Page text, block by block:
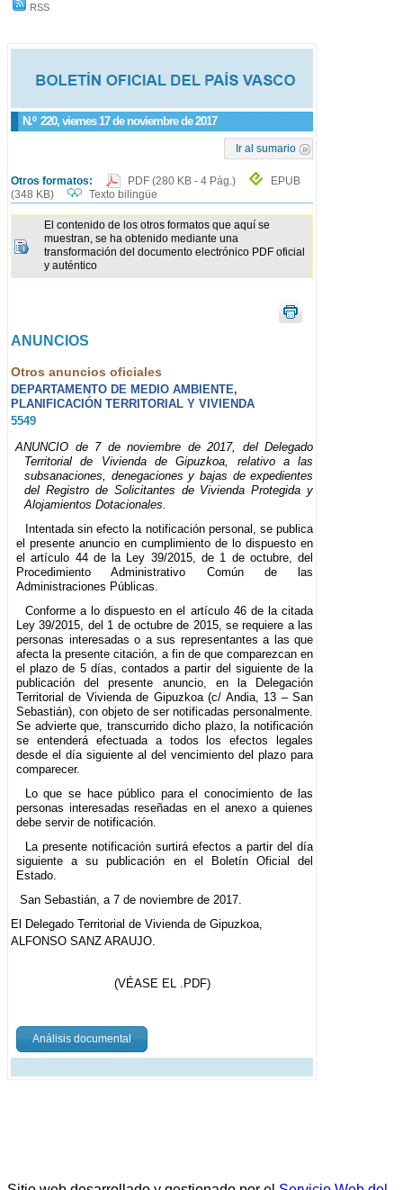
RSS
N.º 220, viernes 17 de noviembre de 2017
Ir al sumario
Otros formatos: PDF (280 KB - 4 Pág.)
EPUB
(348 KB)
Texto bilingüe
El contenido de los otros formatos que aquí se
muestran, se ha obtenido mediante una
transformación del documento electrónico PDF oficial
y auténtico
ANUNCIOS
Otros anuncios oficiales
DEPARTAMENTO DE MEDIO AMBIENTE,
PLANIFICACIÓN TERRITORIAL Y VIVIENDA
5549
ANUNCIO de 7 de noviembre de 2017, del Delegado
Territorial de Vivienda de Gipuzkoa, relativo a las
subsanaciones, denegaciones y bajas de expedientes
del Registro de Solicitantes de Vivienda Protegida y
Alojamientos Dotacionales.
Intentada sin efecto la notificación personal, se publica
el presente anuncio en cumplimiento de lo dispuesto en
el artículo 44 de la Ley 39/2015, de 1 de octubre, del
Procedimiento Administrativo Común de las
Administraciones Públicas.
Conforme a lo dispuesto en el artículo 46 de la citada
Ley 39/2015, del 1 de octubre de 2015, se requiere a las
personas interesadas o a sus representantes a las que
afecta la presente citación, a fin de que comparezcan en
el plazo de 5 días, contados a partir del siguiente de la
publicación del presente anuncio, en la Delegación
Territorial de Vivienda de Gipuzkoa (c/ Andia, 13 – San
Sebastián), con objeto de ser notificadas personalmente.
Se advierte que, transcurrido dicho plazo, la notificación
se entenderá efectuada a todos los efectos legales
desde el día siguiente al del vencimiento del plazo para
comparecer.
Lo que se hace público para el conocimiento de las
personas interesadas reseñadas en el anexo a quienes
debe servir de notificación.
La presente notificación surtirá efectos a partir del día
siguiente a su publicación en el Boletín Oficial del
Estado.
San Sebastián, a 7 de noviembre de 2017.
El Delegado Territorial de Vivienda de Gipuzkoa,
ALFONSO SANZ ARAUJO.
(VÉASE EL .PDF)
Análisis documental